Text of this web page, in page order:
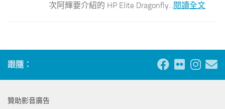
次阿輝要介紹的 HP Elite Dragonfly...閱讀全文
跟隨：
贊助影音廣告